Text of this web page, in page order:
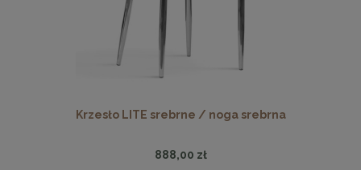
Krzesło LITE srebrne / noga srebrna
888,00 zł